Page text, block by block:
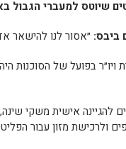
שיוטס למעברי הגבול
ביבס: ״אסור לנו להישאר
ויו״ר בפועל של הסוכנות
להגיינה אישית משקי
ולרכישת מזון עבור